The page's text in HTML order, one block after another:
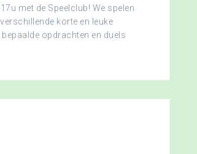
met de Speelclub! We spelen
korte en leuke
opdrachten en duels